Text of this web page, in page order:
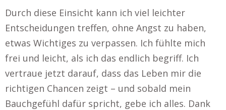
Durch diese Einsicht kann ich viel leichter
Entscheidungen treffen, ohne Angst zu haben,
etwas Wichtiges zu verpassen. Ich fühlte mich
frei und leicht, als ich das endlich begriff. Ich
vertraue jetzt darauf, dass das Leben mir die
richtigen Chancen zeigt – und sobald mein
Bauchgefühl dafür spricht, gebe ich alles. Dank